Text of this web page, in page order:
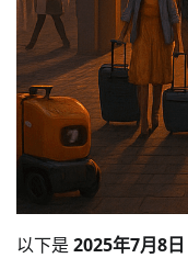
以下是 2025年7月8日